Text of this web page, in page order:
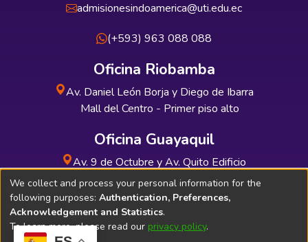
admisionesindoamerica@uti.edu.ec
(+593) 963 088 088
Oficina Riobamba
Av. Daniel León Borja y Diego de Ibarra
Mall del Centro - Primer piso alto
Oficina Guayaquil
Av. 9 de Octubre y Av. Quito Edificio
INDUAUTO - Planta baja
We collect and process your personal information for the
following purposes: Authentication, Preferences,
Acknowledgement and Statistics.
To learn more, please read our privacy policy.